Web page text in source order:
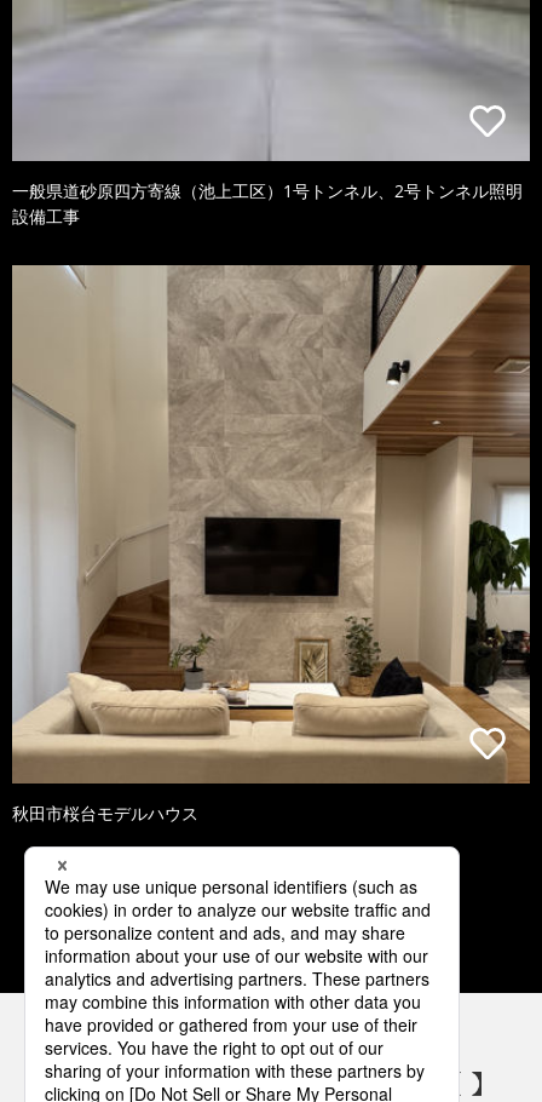
一般県道砂原四方寄線（池上工区）1号トンネル、2号トンネル照明
設備工事
秋田市桜台モデルハウス
1 2 3 4 5
パナソニックの電気設備 SNSアカウント